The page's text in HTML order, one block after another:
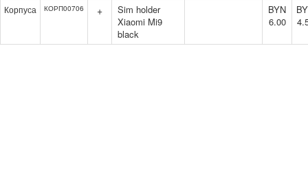
Корпуса КОРП00706 +
Sim holder
Xiaomi Mi9
black
BYN
6.00